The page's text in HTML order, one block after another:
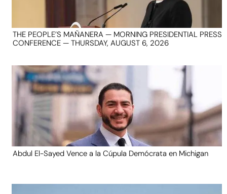
THE PEOPLE’S MAÑANERA — MORNING PRESIDENTIAL PRESS
CONFERENCE — THURSDAY, AUGUST 6, 2026
Abdul El-Sayed Vence a la Cúpula Demócrata en Michigan